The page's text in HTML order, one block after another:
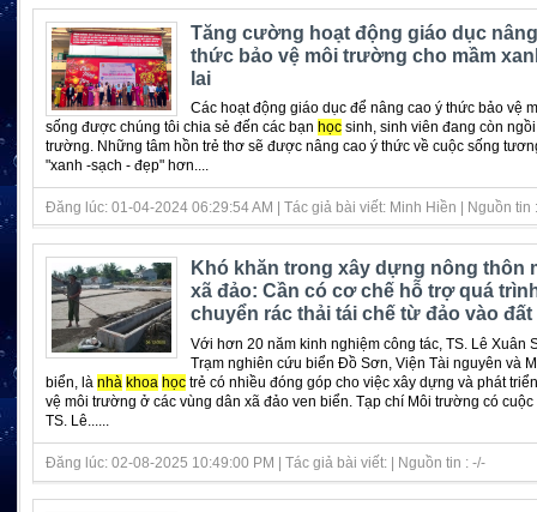
Tăng cường hoạt động giáo dục
thức bảo vệ môi trường cho mầm
lai
Các hoạt động giáo dục để nâng cao ý thức bảo vệ
sống được chúng tôi chia sẻ đến các bạn học sinh, sinh viên đang còn
trường. Những tâm hồn trẻ thơ sẽ được nâng cao ý thức về cuộc sống
"xanh -sạch - đẹp" hơn....
Đăng lúc: 01-04-2024 06:29:54 AM | Tác giả bài viết: Minh Hiền | Nguồn tin
Khó khăn trong xây dựng nông thôn
xã đảo: Cần có cơ chế hỗ trợ quá
chuyển rác thải tái chế từ đảo vào đất
Với hơn 20 năm kinh nghiệm công tác, TS. Lê Xuân
Trạm nghiên cứu biển Đồ Sơn, Viện Tài nguyên và
biển, là nhà khoa học trẻ có nhiều đóng góp cho việc xây dựng và phát
vệ môi trường ở các vùng dân xã đảo ven biển. Tạp chí Môi trường có
TS. Lê......
Đăng lúc: 02-08-2025 10:49:00 PM | Tác giả bài viết: | Nguồn tin : -/-